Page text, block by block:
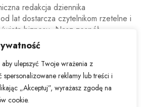
ulepszyć Twoje wrażenia z
reklamy lub treści i
„Akceptuj”, wyrażasz zgodę na
cookie.
redakcja dziennika
lat dostarcza czytelnikom rzetelne i
biznesu. Nasz zespół
i ekspertów ekonomicznych
wydarzenia rynkowe,
decyzje mające wpływ na polską i